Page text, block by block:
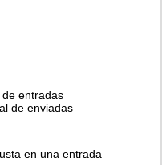
entradas
de enviadas
en una entrada